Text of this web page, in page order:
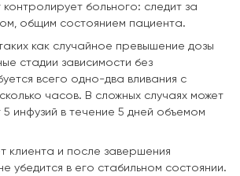
больного: следит за
общим состоянием пациента.
как случайное превышение дозы
стадии зависимости без
всего одно-два вливания с
часов. В сложных случаях может
5 инфузий в течение 5 дней объемом
клиента и после завершения
убедится в его стабильном состоянии.